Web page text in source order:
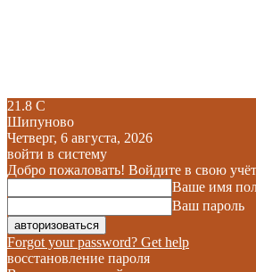
21.8 C
Шипуново
Четверг, 6 августа, 2026
войти в систему
Добро пожаловать! Войдите в свою
Ваше имя
Ваш пароль
Forgot your password? Get help
восстановление пароля